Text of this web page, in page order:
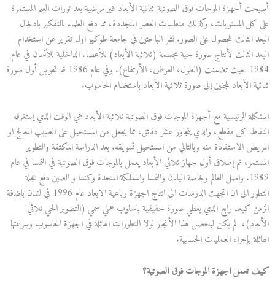
أصبحت أجهزة الموجات فوق الصوتية ثنائية الأبعاد غير مرضية بعد ثورات العلم المستمرة
على كل المستويات، وكذلك متطلبات العصر المتجددة، مما دفع العلماء بالتفكير بادخال
البعد الثالث للحصول على الصور. نشر الباحثين في جامعة طوكيو اول تقرير عن استخدام
البعد الثالث لأنتاج صورة حية مجسمة (ثلاثية الأبعاد) للأعضاء الداخلية للأنسان في عام
1984 حيث تضمنت (الطول، العرض، الأرتفاع). وفي عام 1986 تم تحويل أول صورة
ثنائية الأبعاد للجنين إلى صورة ثلاثية الأبعاد باستخدام الحاسوب.
المشكلة الرئيسية مع أجهزة الموجات فوق الصوتية ثلاثية الأبعاد هي الوقت الذي يستغرقه
التقاط كل مقطع، والذي يتجاوز عشر دقائق، مما يجعل من المستحيل على الطبيب المعالج او
المريض الاستفادة منه وبالتالي من المستحيل تسويقه. بعد الدراسة المكثفة والتطوير
المستمر، تم إطلاق أول جهاز ثلاثي الأبعاد يعمل بالموجات فوق الصوتية في النمسا في عام
1989. واصل العالم وخاصة اليابان والنمسا والمملكة المتحدة وكندا و الصين دفع عجلة
التطور الى ان اتجهت الدرسات الى انتاج اجهزة رباعية الابعاد عام 1996 في لندن باضافة
الزمن كبعد رابع الذي يعطي صورة حقيقية باسلوب عملي سمي (التصوير الحي ثلاثي
الأبعاد)، لم يكن ليحصل هذا الأنجاز لولا التطورات الهائلة في اجهزة الحاسوب وسرعتها
الهائلة بإجراء العمليات الحسابية.
كيف تعمل اجهزة الموجات فوق الصوتية؟